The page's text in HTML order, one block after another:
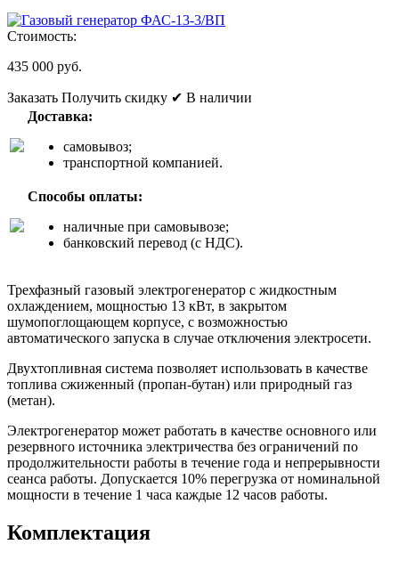
Стоимость:
435 000 руб.
Заказать Получить скидку ✔ В наличии
Доставка:
самовывоз;
транспортной компанией.
Способы оплаты:
наличные при самовывозе;
банковский перевод (с НДС).
Трехфазный газовый электрогенератор с жидкостным
охлаждением, мощностью 13 кВт, в закрытом
шумопоглощающем корпусе, с возможностью
автоматического запуска в случае отключения электросети.
Двухтопливная система позволяет использовать в качестве
топлива сжиженный (пропан-бутан) или природный газ
(метан).
Электрогенератор может работать в качестве основного или
резервного источника электричества без ограничений по
продолжительности работы в течение года и непрерывности
сеанса работы. Допускается 10% перегрузка от номинальной
мощности в течение 1 часа каждые 12 часов работы.
Комплектация